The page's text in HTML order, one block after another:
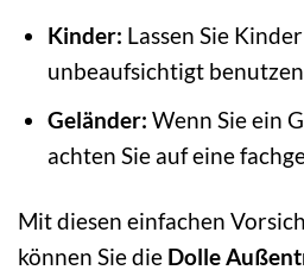
Kinder: Lassen Sie
unbeaufsichtigt benutzen.
Geländer: Wenn Sie ein
achten Sie auf eine
Mit diesen einfachen
können Sie die Dolle